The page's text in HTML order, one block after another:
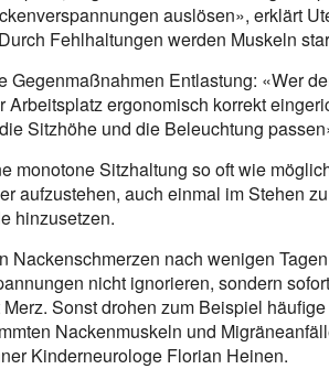
auslösen», erklärt
Fehlhaltungen werden Muskeln
Gegenmaßnahmen Entlastung: «Wer
Arbeitsplatz ergonomisch korrekt
Sitzhöhe und die Beleuchtung
monotone Sitzhaltung so oft wie
aufzustehen, auch einmal im Stehen
hinzusetzen.
Nackenschmerzen nach wenigen
nicht ignorieren, sondern
Sonst drohen zum Beispiel
Nackenmuskeln und
Kinderneurologe Florian Heinen.